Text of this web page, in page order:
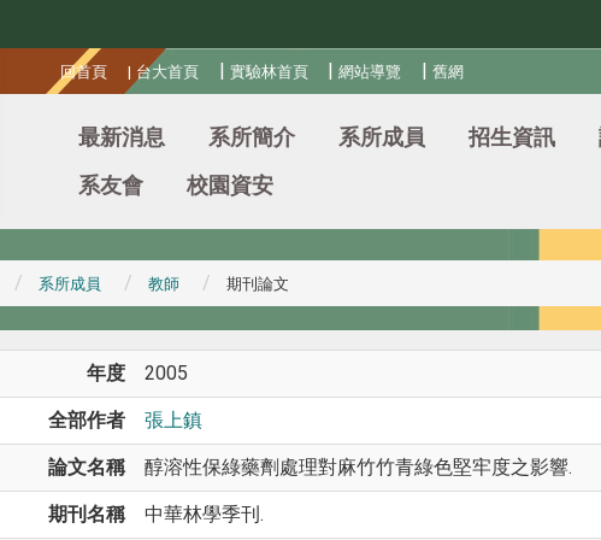
回首頁 | 台大首頁 | 實驗林首頁 |網站導覽 |舊網
最新消息 系所簡介 系所成員 招生資訊
系友會
校園資安
系所成員 教師 期刊論文
年度 2005
全部作者 張上鎮
論文名稱 醇溶性保綠藥劑處理對麻竹竹青綠色堅牢度之影響.
期刊名稱 中華林學季刊.